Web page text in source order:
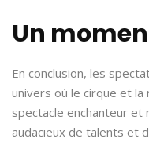
Un
En conclusion, les
univers où le cirque et la
spectacle enchanteur et
audacieux de talents et